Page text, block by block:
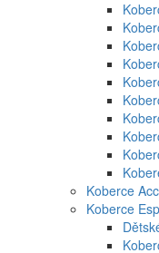
Koberce
Koberce